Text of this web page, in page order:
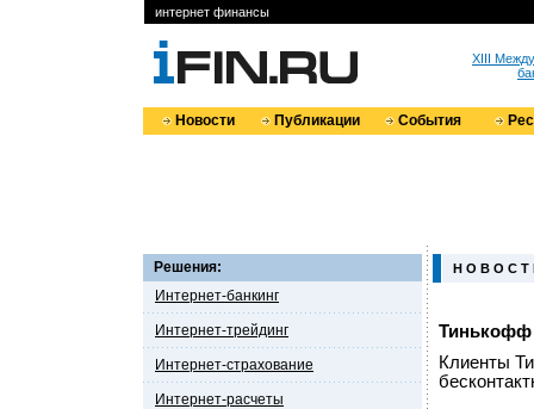
интернет финансы
XIII
Новости Публикации События
Решения:
Интернет-банкинг
Интернет-трейдинг
Интернет-страхование
Интернет-расчеты
Н О В О С Т
Тинькофф
Клиенты